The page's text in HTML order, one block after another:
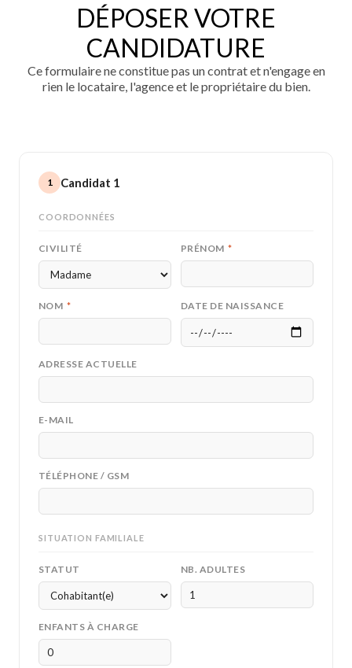
DÉPOSER VOTRE
CANDIDATURE
Ce formulaire ne constitue pas un contrat et n'engage en
rien le locataire, l'agence et le propriétaire du bien.
1 Candidat 1
COORDONNÉES
CIVILITÉ PRÉNOM *
NOM * DATE DE NAISSANCE
ADRESSE ACTUELLE
E-MAIL
TÉLÉPHONE / GSM
SITUATION FAMILIALE
STATUT NB. ADULTES
ENFANTS À CHARGE